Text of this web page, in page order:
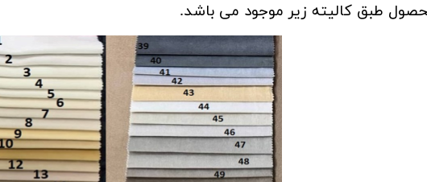
طبق کالیته زیر موجود می باشد.